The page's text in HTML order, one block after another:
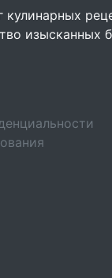
кулинарных
изысканных